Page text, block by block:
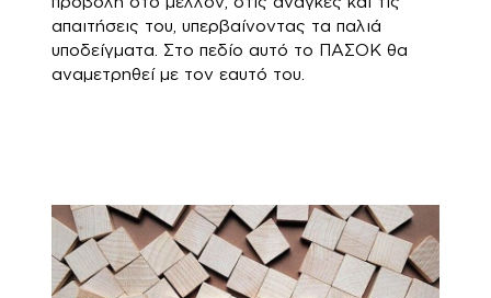
απαιτήσεις του, υπερβαίνοντας τα παλιά
υποδείγματα. Στο πεδίο αυτό το ΠΑΣΟΚ θα
αναμετρηθεί με τον εαυτό του.